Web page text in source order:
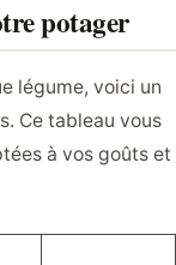
potager
légume, voici un
Ce tableau vous
à vos goûts et